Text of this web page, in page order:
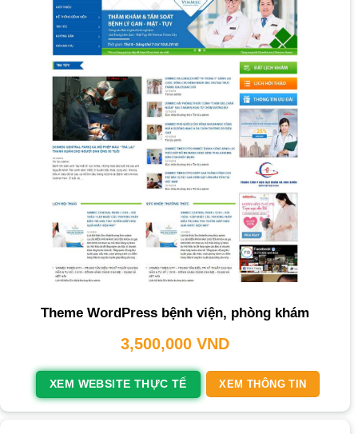
Theme WordPress bệnh viện, phòng khám
3,500,000 VND
XEM WEBSITE THỰC TẾ XEM THÔNG TIN